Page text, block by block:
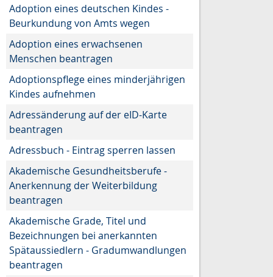
Adoption eines deutschen Kindes -
Beurkundung von Amts wegen
Adoption eines erwachsenen
Menschen beantragen
Adoptionspflege eines minderjährigen
Kindes aufnehmen
Adressänderung auf der eID-Karte
beantragen
Adressbuch - Eintrag sperren lassen
Akademische Gesundheitsberufe -
Anerkennung der Weiterbildung
beantragen
Akademische Grade, Titel und
Bezeichnungen bei anerkannten
Spätaussiedlern - Gradumwandlungen
beantragen